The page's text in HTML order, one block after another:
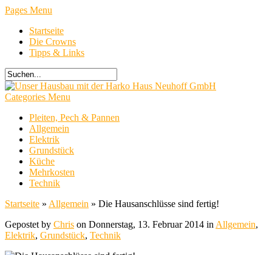
Pages Menu
Startseite
Die Crowns
Tipps & Links
Categories Menu
Pleiten, Pech & Pannen
Allgemein
Elektrik
Grundstück
Küche
Mehrkosten
Technik
Startseite » Allgemein » Die Hausanschlüsse sind fertig!
Gepostet by Chris on Donnerstag, 13. Februar 2014 in Allgemein,
Elektrik, Grundstück, Technik